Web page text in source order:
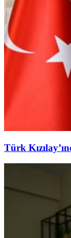
Türk